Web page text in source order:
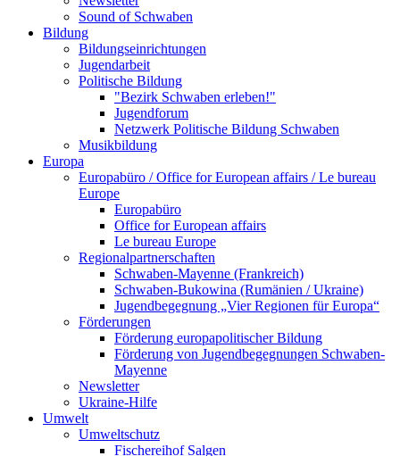
Sound of Schwaben
Bildung
Bildungseinrichtungen
Jugendarbeit
Politische Bildung
"Bezirk Schwaben erleben!"
Jugendforum
Netzwerk Politische Bildung Schwaben
Musikbildung
Europa
Europabüro / Office for European affairs / Le bureau
Europe
Europabüro
Office for European affairs
Le bureau Europe
Regionalpartnerschaften
Schwaben-Mayenne (Frankreich)
Schwaben-Bukowina (Rumänien / Ukraine)
Jugendbegegnung „Vier Regionen für Europa“
Förderungen
Förderung europapolitischer Bildung
Förderung von Jugendbegegnungen Schwaben-
Mayenne
Newsletter
Ukraine-Hilfe
Umwelt
Umweltschutz
Fischereihof Salgen